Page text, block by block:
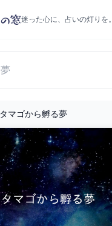
迷った心に、占いの灯りを。
タマゴから孵る夢